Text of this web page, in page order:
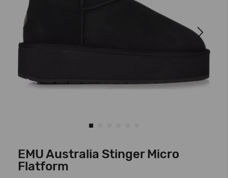
Next
EMU Australia Stinger Micro
Flatform